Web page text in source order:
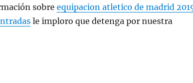
sobre equipacion atletico de madrid
le imploro que detenga por nuestra